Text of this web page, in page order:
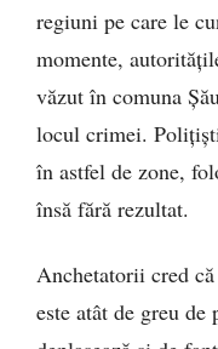
regiuni pe care le
momente,
văzut în comuna
locul crimei.
în astfel de zone,
însă fără rezultat.
Anchetatorii cred
este atât de greu